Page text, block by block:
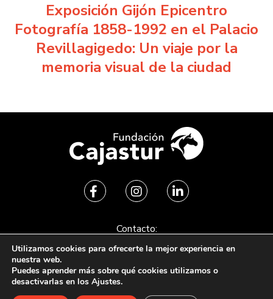
Exposición Gijón Epicentro
Fotografía 1858-1992 en el Palacio
Revillagigedo: Un viaje por la
memoria visual de la ciudad
Contacto:
+34 985 102 251
Utilizamos cookies para ofrecerte la mejor experiencia en
nuestra web.
Puedes aprender más sobre qué cookies utilizamos o
desactivarlas en los Ajustes.